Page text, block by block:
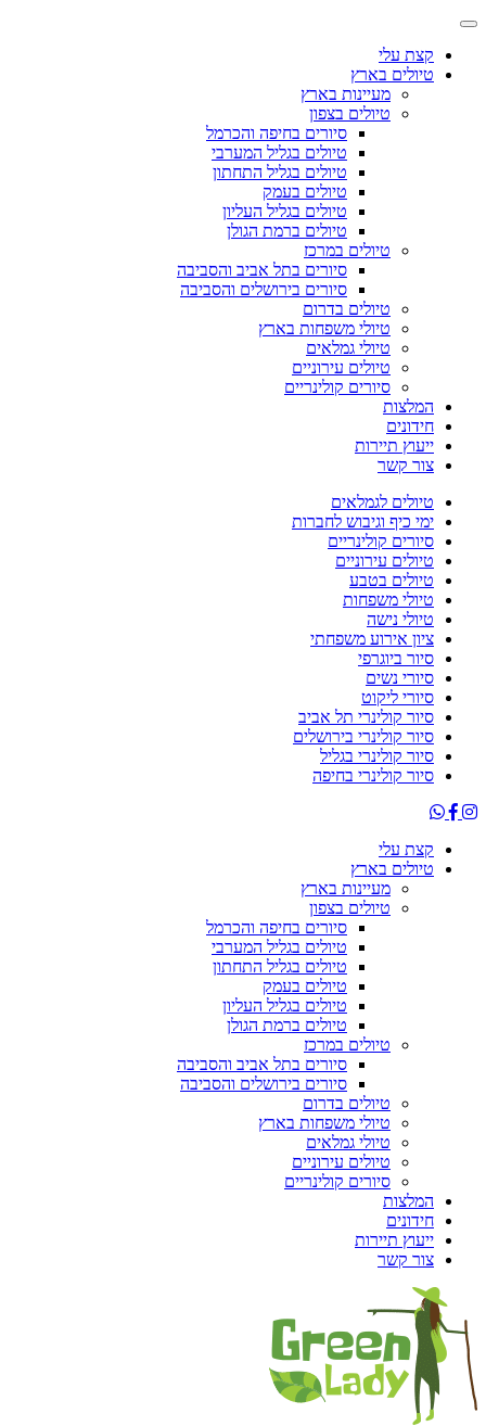
קצת עלי
טיולים בארץ
מעיינות בארץ
טיולים בצפון
סיורים בחיפה והכרמל
טיולים בגליל המערבי
טיולים בגליל התחתון
טיולים בעמק
טיולים בגליל העליון
טיולים ברמת הגולן
טיולים במרכז
סיורים בתל אביב והסביבה
סיורים בירושלים והסביבה
טיולים בדרום
טיולי משפחות בארץ
טיולי גמלאים
טיולים עירוניים
סיורים קולינריים
המלצות
חידונים
ייעוץ תיירות
צור קשר
טיולים לגמלאים
ימי כיף וגיבוש לחברות
סיורים קולינריים
טיולים עירוניים
טיולים בטבע
טיולי משפחות
טיולי נישה
ציון אירוע משפחתי
סיור ביוגרפי
סיורי נשים
סיורי ליקוט
סיור קולינרי תל אביב
סיור קולינרי בירושלים
סיור קולינרי בגליל
סיור קולינרי בחיפה
קצת עלי
טיולים בארץ
מעיינות בארץ
טיולים בצפון
סיורים בחיפה והכרמל
טיולים בגליל המערבי
טיולים בגליל התחתון
טיולים בעמק
טיולים בגליל העליון
טיולים ברמת הגולן
טיולים במרכז
סיורים בתל אביב והסביבה
סיורים בירושלים והסביבה
טיולים בדרום
טיולי משפחות בארץ
טיולי גמלאים
טיולים עירוניים
סיורים קולינריים
המלצות
חידונים
ייעוץ תיירות
צור קשר